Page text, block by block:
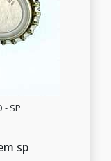
- SP
sp